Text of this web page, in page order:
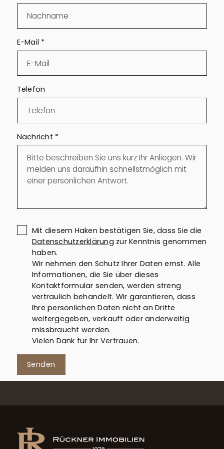
E-Mail *
Telefon
Nachricht *
Mit diesem Haken bestätigen Sie, dass Sie die
Datenschutzerklärung zur Kenntnis genommen
haben.
Wir nehmen den Schutz Ihrer Daten ernst. Alle
Informationen, die Sie über dieses
Kontaktformular senden, werden streng
vertraulich behandelt. Wir garantieren, dass
Ihre persönlichen Daten nicht an Dritte
weitergegeben, verkauft oder anderweitig
missbraucht werden.
Vielen Dank für Ihr Vertrauen.
Senden